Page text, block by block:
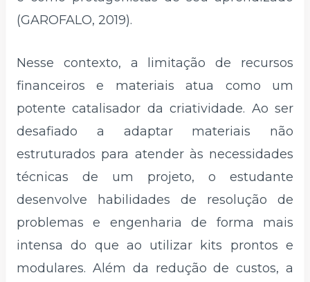
(GAROFALO, 2019).
Nesse contexto, a limitação de recursos
financeiros e materiais atua como um
potente catalisador da criatividade. Ao ser
desafiado a adaptar materiais não
estruturados para atender às necessidades
técnicas de um projeto, o estudante
desenvolve habilidades de resolução de
problemas e engenharia de forma mais
intensa do que ao utilizar kits prontos e
modulares. Além da redução de custos, a